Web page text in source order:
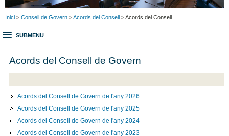
Inici > Consell de Govern >Acords del Consell > Acords del Consell
SUBMENU
Acords del Consell de Govern
Acords del Consell de Govern de l'any 2026
Acords del Consell de Govern de l'any 2025
Acords del Consell de Govern de l'any 2024
Acords del Consell de Govern de l'any 2023